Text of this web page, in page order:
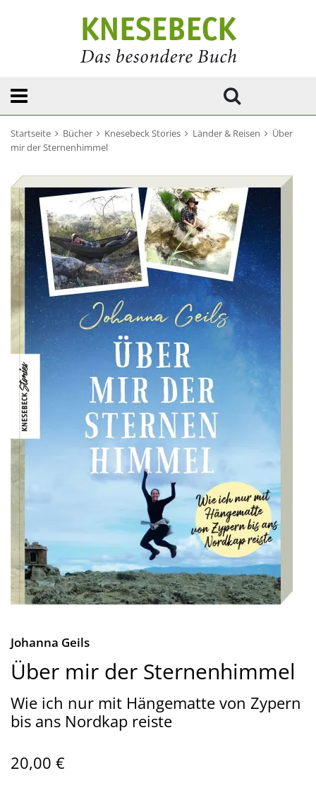
Startseite Bücher Knesebeck Stories Länder & Reisen
Über
mir der Sternenhimmel
Johanna Geils
Über mir der Sternenhimmel
Wie ich nur mit Hängematte von Zypern
bis ans Nordkap reiste
20,00 €